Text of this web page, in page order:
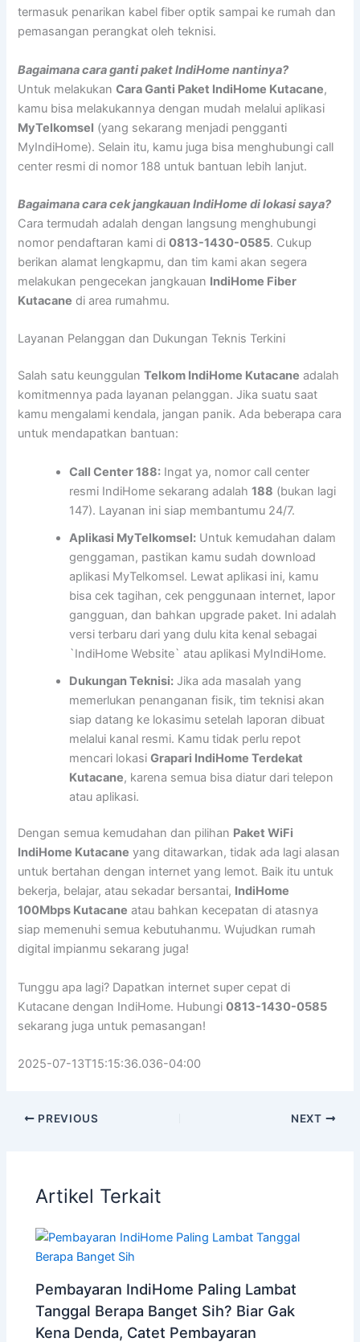
termasuk penarikan kabel fiber optik sampai ke rumah dan
pemasangan perangkat oleh teknisi.
Bagaimana cara ganti paket IndiHome nantinya?
Untuk melakukanCara Ganti Paket IndiHome Kutacane,
kamu bisa melakukannya dengan mudah melalui aplikasi
MyTelkomsel (yang sekarang menjadi pengganti
MyIndiHome). Selain itu, kamu juga bisa menghubungi call
center resmi di nomor 188 untuk bantuan lebih lanjut.
Bagaimana cara cek jangkauan IndiHome di lokasi saya?
Cara termudah adalah dengan langsung menghubungi
nomor pendaftaran kami di0813-1430-0585. Cukup
berikan alamat lengkapmu, dan tim kami akan segera
melakukan pengecekan jangkauan IndiHome Fiber
Kutacane di area rumahmu.
Layanan Pelanggan dan Dukungan Teknis Terkini
Salah satu keunggulanTelkom IndiHome Kutacane adalah
komitmennya pada layanan pelanggan. Jika suatu saat
kamu mengalami kendala, jangan panik. Ada beberapa cara
untuk mendapatkan bantuan:
Call Center 188: Ingat ya, nomor call center
resmi IndiHome sekarang adalah188 (bukan lagi
147). Layanan ini siap membantumu 24/7.
Aplikasi MyTelkomsel: Untuk kemudahan dalam
genggaman, pastikan kamu sudah download
aplikasi MyTelkomsel. Lewat aplikasi ini, kamu
bisa cek tagihan, cek penggunaan internet, lapor
gangguan, dan bahkan upgrade paket. Ini adalah
versi terbaru dari yang dulu kita kenal sebagai
`IndiHome Website` atau aplikasi MyIndiHome.
Dukungan Teknisi: Jika ada masalah yang
memerlukan penanganan fisik, tim teknisi akan
siap datang ke lokasimu setelah laporan dibuat
melalui kanal resmi. Kamu tidak perlu repot
mencari lokasiGrapari IndiHome Terdekat
Kutacane, karena semua bisa diatur dari telepon
atau aplikasi.
Dengan semua kemudahan dan pilihan Paket WiFi
IndiHome Kutacane yang ditawarkan, tidak ada lagi alasan
untuk bertahan dengan internet yang lemot. Baik itu untuk
bekerja, belajar, atau sekadar bersantai, IndiHome
100Mbps Kutacane atau bahkan kecepatan di atasnya
siap memenuhi semua kebutuhanmu. Wujudkan rumah
digital impianmu sekarang juga!
Tunggu apa lagi? Dapatkan internet super cepat di
Kutacane dengan IndiHome. Hubungi0813-1430-0585
sekarang juga untuk pemasangan!
2025-07-13T15:15:36.036-04:00
PREVIOUS NEXT
Artikel Terkait
Pembayaran IndiHome Paling Lambat
Tanggal Berapa Banget Sih? Biar Gak
Kena Denda, Catet Pembayaran